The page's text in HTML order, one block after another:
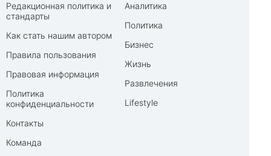
Редакционная политика и
стандарты
Как стать нашим автором
Правила пользования
Правовая информация
Политика
конфиденциальности
Контакты
Команда
Аналитика
Политика
Бизнес
Жизнь
Развлечения
Lifestyle